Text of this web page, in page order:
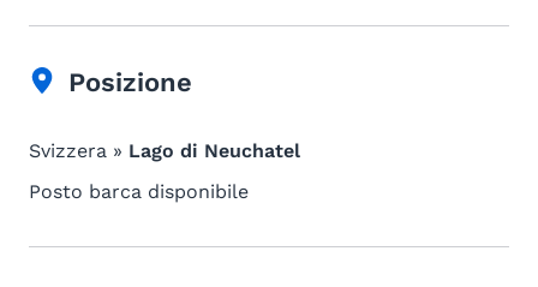
Posizione
Svizzera » Lago di Neuchatel
Posto barca disponibile